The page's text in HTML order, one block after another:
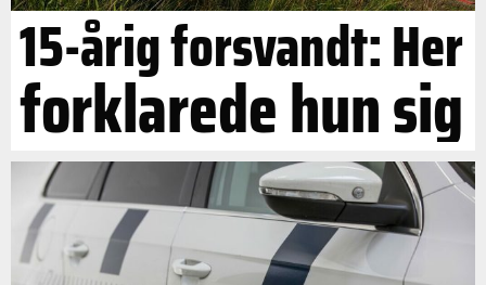
15-årig forsvandt: Her
forklarede hun sig